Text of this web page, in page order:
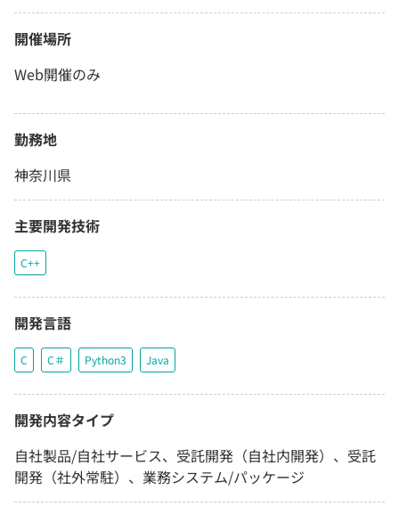
開催場所
Web開催のみ
勤務地
神奈川県
主要開発技術
C++
開発言語
C C＃ Python3 Java
開発内容タイプ
自社製品/自社サービス、受託開発（自社内開発）、受託
開発（社外常駐）、業務システム/パッケージ